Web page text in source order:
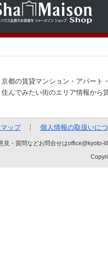
京都の賃貸マンション・アパート
住んでみたい街のエリア情報から
ップ 個人情報の取扱いに
見・質問などお問合せは